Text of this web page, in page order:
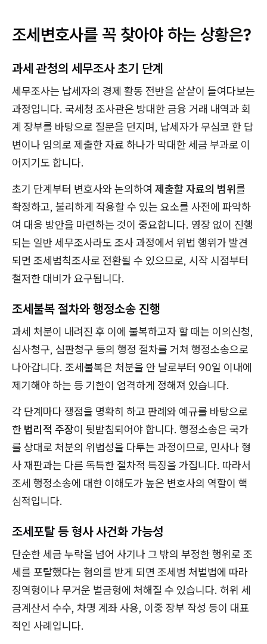
조세변호사를 꼭 찾아야 하는 상황은?
과세 관청의 세무조사 초기 단계
세무조사는 납세자의 경제 활동 전반을 샅샅이 들여다보는
과정입니다. 국세청 조사관은 방대한 금융 거래 내역과 회
계 장부를 바탕으로 질문을 던지며, 납세자가 무심코 한 답
변이나 임의로 제출한 자료 하나가 막대한 세금 부과로 이
어지기도 합니다.
초기 단계부터 변호사와 논의하여 제출할 자료의 범위를
확정하고, 불리하게 작용할 수 있는 요소를 사전에 파악하
여 대응 방안을 마련하는 것이 중요합니다. 영장 없이 진행
되는 일반 세무조사라도 조사 과정에서 위법 행위가 발견
되면 조세범칙조사로 전환될 수 있으므로, 시작 시점부터
철저한 대비가 요구됩니다.
조세불복 절차와 행정소송 진행
과세 처분이 내려진 후 이에 불복하고자 할 때는 이의신청,
심사청구, 심판청구 등의 행정 절차를 거쳐 행정소송으로
나아갑니다. 조세불복은 처분을 안 날로부터 90일 이내에
제기해야 하는 등 기한이 엄격하게 정해져 있습니다.
각 단계마다 쟁점을 명확히 하고 판례와 예규를 바탕으로
한 법리적 주장이 뒷받침되어야 합니다. 행정소송은 국가
를 상대로 처분의 위법성을 다투는 과정이므로, 민사나 형
사 재판과는 다른 독특한 절차적 특징을 가집니다. 따라서
조세 행정소송에 대한 이해도가 높은 변호사의 역할이 핵
심적입니다.
조세포탈 등 형사 사건화 가능성
단순한 세금 누락을 넘어 사기나 그 밖의 부정한 행위로 조
세를 포탈했다는 혐의를 받게 되면 조세범 처벌법에 따라
징역형이나 무거운 벌금형에 처해질 수 있습니다. 허위 세
금계산서 수수, 차명 계좌 사용, 이중 장부 작성 등이 대표
적인 사례입니다.